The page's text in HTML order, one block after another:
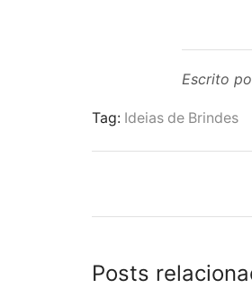
Escrito
Tag: Ideias de Brindes
Posts